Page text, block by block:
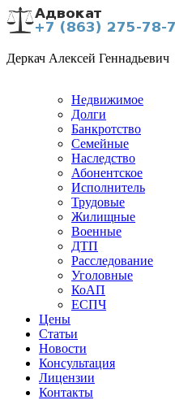
Деркач Алексей Геннадьевич
Недвижимое
Долги
Банкротство
Семейные
Наследство
Абонентское
Исполнитель
Трудовые
Жилищные
Военные
ДТП
Расследование
Уголовные
КоАП
ЕСПЧ
Цены
Статьи
Новости
Консультация
Лицензии
Контакты